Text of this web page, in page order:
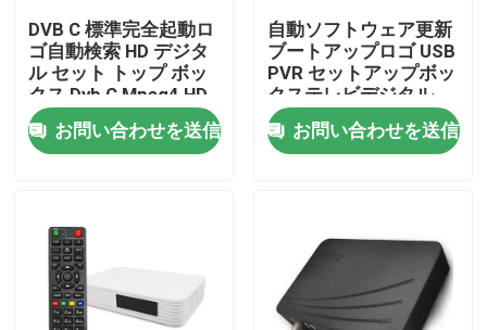
品質管理
お問い合わせ
テレビの上箱
DVBCはセット トップ ボックスを
DVB C 標準完全起動ロ
ゴ自動検索 HD デジタ
ル セット トップ ボッ
クス Dvb C Mpeg4 HD
Tv チューナー
お問い合わせを送信
自動ソフトウェア更新
ブートアップロゴ USB
PVR セットアップボッ
クステレビデジタル
Hd スマートセットト
ップボックス
お問い合わせを送信